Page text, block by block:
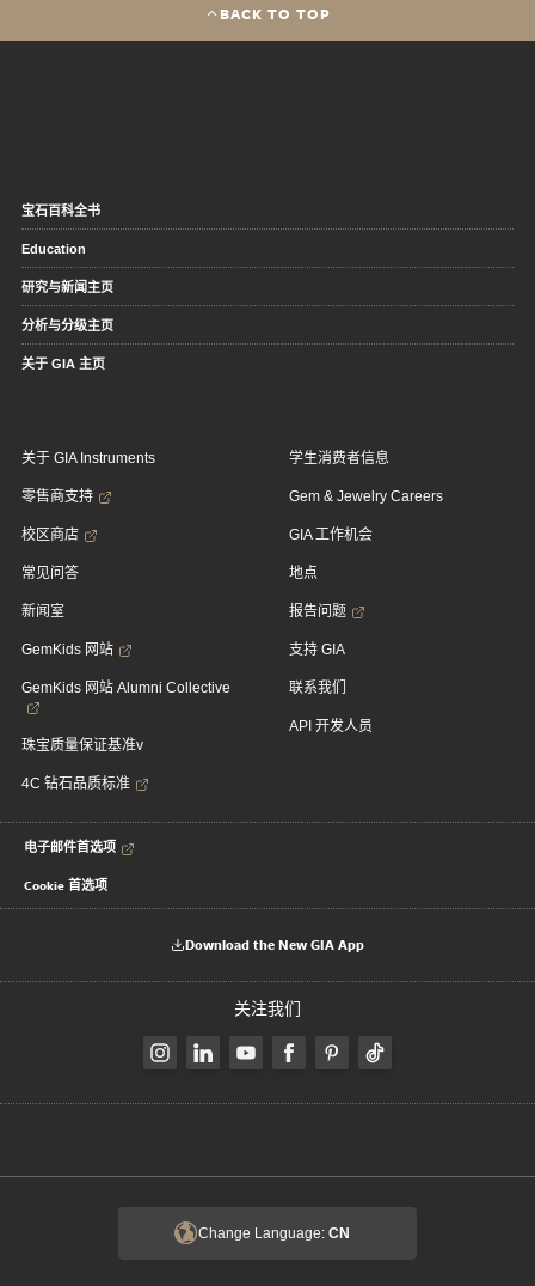
BACK TO TOP
宝石百科全书
Education
研究与新闻主页
分析与分级主页
关于 GIA 主页
关于 GIA Instruments
零售商支持
校区商店
常见问答
新闻室
GemKids 网站
GemKids 网站 Alumni Collective
珠宝质量保证基准v
4C 钻石品质标准
学生消费者信息
Gem & Jewelry Careers
GIA 工作机会
地点
报告问题
支持 GIA
联系我们
API 开发人员
电子邮件首选项
Cookie 首选项
Download the New GIA App
关注我们
Change Language: CN